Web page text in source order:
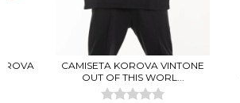
CAMISETA KOROVA VINTONE
OUT OF THIS WORL...